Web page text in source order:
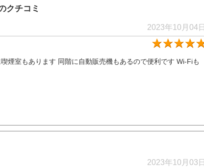
クチコミ
2023年10月04日
煙室もあります 同階に自動販売機もあるので便利です Wi-Fiも
2023年10月03日